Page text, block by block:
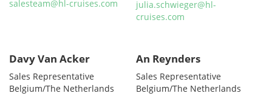
salesteam@hl-cruises.com
julia.schwieger@hl-
cruises.com
Davy Van Acker
Sales Representative
Belgium/The Netherlands
An Reynders
Sales Representative
Belgium/The Netherlands